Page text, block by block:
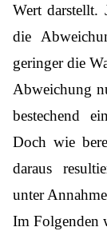
Wert darstellt.
die
geringer die
Abweichung
bestechend
Doch wie
daraus
unter
Im Folgenden